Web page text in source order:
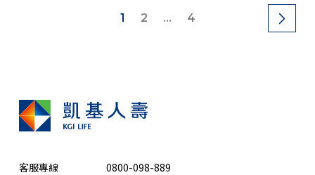
1 2 ... 4
客服專線
0800-098-889